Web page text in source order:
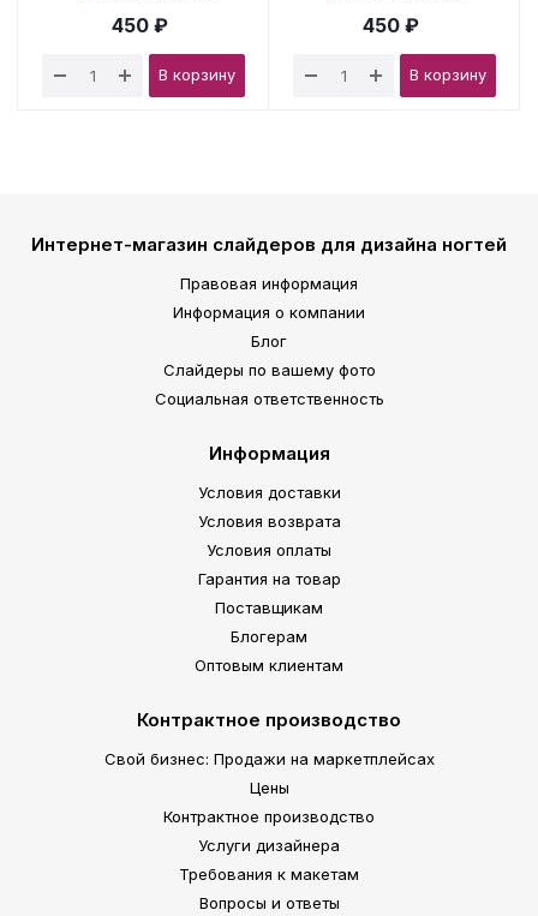
450 ₽
В корзину
450 ₽
В корзину
Интернет-магазин слайдеров для дизайна ногтей
Правовая информация
Информация о компании
Блог
Слайдеры по вашему фото
Социальная ответственность
Информация
Условия доставки
Условия возврата
Условия оплаты
Гарантия на товар
Поставщикам
Блогерам
Оптовым клиентам
Контрактное производство
Свой бизнес: Продажи на маркетплейсах
Цены
Контрактное производство
Услуги дизайнера
Требования к макетам
Вопросы и ответы